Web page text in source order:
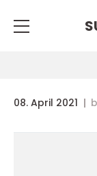
08. April 2021